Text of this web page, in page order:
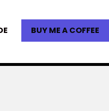
BUY ME A COFFEE